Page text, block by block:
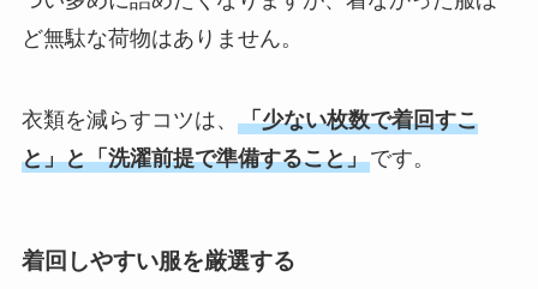
ど無駄な荷物はありません。
衣類を減らすコツは、 「少ない枚数で着回すこ
と」と「洗濯前提で準備すること」です。
着回しやすい服を厳選する